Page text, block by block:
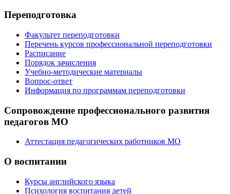
Переподготовка
Факультет переподготовки
Перечень курсов профессиональной переподготовки
Расписание
Порядок зачисления
Учебно-методические материалы
Вопрос-ответ
Информация по программам переподготовки
Сопровождение профессионального развития
педагогов МО
Аттестация педагогических работников МО
О воспитании
Курсы английского языка
Психология воспитания детей